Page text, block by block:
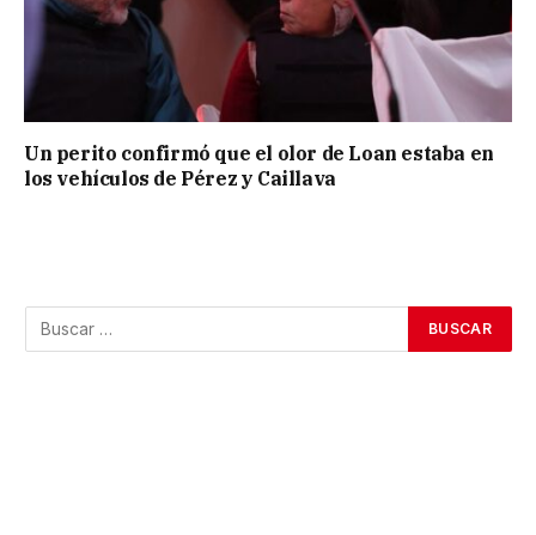
Un perito confirmó que el olor de Loan estaba en
los vehículos de Pérez y Caillava